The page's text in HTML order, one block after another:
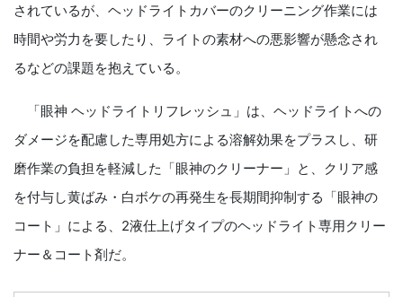
されているが、ヘッドライトカバーのクリーニング作業には
時間や労力を要したり、ライトの素材への悪影響が懸念され
るなどの課題を抱えている。
「眼神 ヘッドライトリフレッシュ」は、ヘッドライトへの
ダメージを配慮した専用処方による溶解効果をプラスし、研
磨作業の負担を軽減した「眼神のクリーナー」と、クリア感
を付与し黄ばみ・白ボケの再発生を長期間抑制する「眼神の
コート」による、2液仕上げタイプのヘッドライト専用クリー
ナー＆コート剤だ。